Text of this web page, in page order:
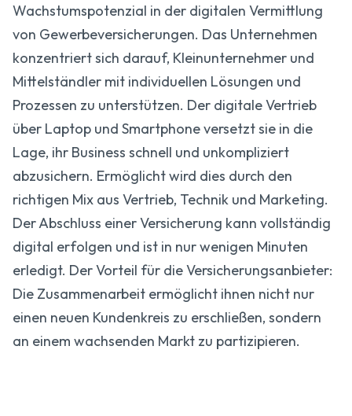
Wachstumspotenzial in der digitalen Vermittlung
von Gewerbeversicherungen. Das Unternehmen
konzentriert sich darauf, Kleinunternehmer und
Mittelständler mit individuellen Lösungen und
Prozessen zu unterstützen. Der digitale Vertrieb
über Laptop und Smartphone versetzt sie in die
Lage, ihr Business schnell und unkompliziert
abzusichern. Ermöglicht wird dies durch den
richtigen Mix aus Vertrieb, Technik und Marketing.
Der Abschluss einer Versicherung kann vollständig
digital erfolgen und ist in nur wenigen Minuten
erledigt. Der Vorteil für die Versicherungsanbieter:
Die Zusammenarbeit ermöglicht ihnen nicht nur
einen neuen Kundenkreis zu erschließen, sondern
an einem wachsenden Markt zu partizipieren.